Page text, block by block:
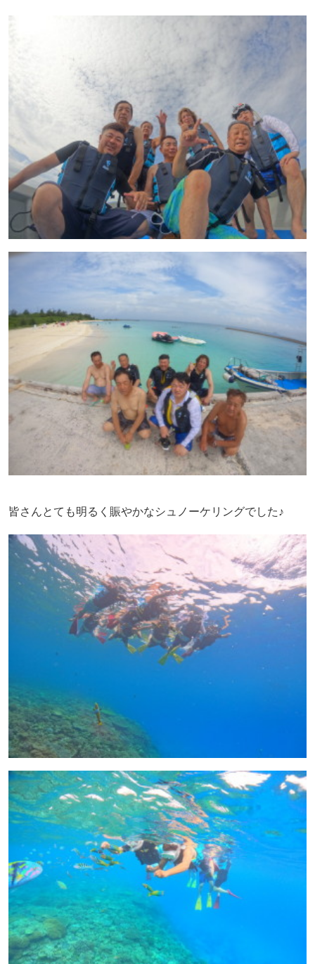
皆さんとても明るく賑やかなシュノーケリングでした♪